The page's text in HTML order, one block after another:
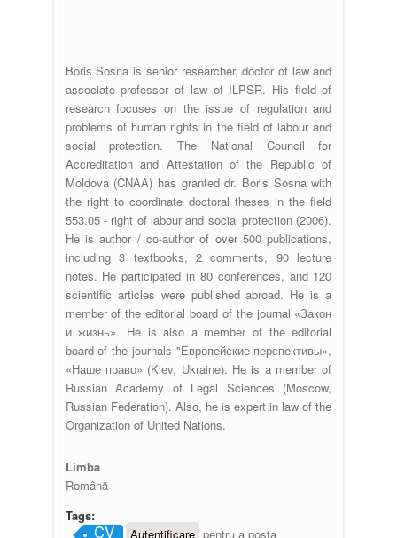
Boris Sosna is senior researcher, doctor of law and
associate professor of law of ILPSR. His field of
research focuses on the issue of regulation and
problems of human rights in the field of labour and
social protection. The National Council for
Accreditation and Attestation of the Republic of
Moldova (CNAA) has granted dr. Boris Sosna with
the right to coordinate doctoral theses in the field
553.05 - right of labour and social protection (2006).
He is author / co-author of over 500 publications,
including 3 textbooks, 2 comments, 90 lecture
notes. He participated in 80 conferences, and 120
scientific articles were published abroad. He is a
member of the editorial board of the journal «Закон
и жизнь». He is also a member of the editorial
board of the journals "Европейские перспективы»,
«Наше право» (Kiev, Ukraine). He is a member of
Russian Academy of Legal Sciences (Moscow,
Russian Federation). Also, he is expert in law of the
Organization of United Nations.
Limba
Română
Tags:
CV Autentificare pentru a posta